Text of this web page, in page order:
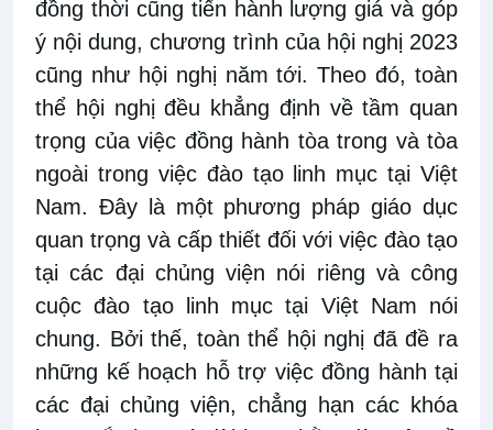
đồng thời cũng tiến hành lượng giá và góp
ý nội dung, chương trình của hội nghị 2023
cũng như hội nghị năm tới. Theo đó, toàn
thể hội nghị đều khẳng định về tầm quan
trọng của việc đồng hành tòa trong và tòa
ngoài trong việc đào tạo linh mục tại Việt
Nam. Đây là một phương pháp giáo dục
quan trọng và cấp thiết đối với việc đào tạo
tại các đại chủng viện nói riêng và công
cuộc đào tạo linh mục tại Việt Nam nói
chung. Bởi thế, toàn thể hội nghị đã đề ra
những kế hoạch hỗ trợ việc đồng hành tại
các đại chủng viện, chẳng hạn các khóa